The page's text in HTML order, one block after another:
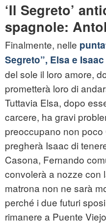
‘Il Segreto’
spagnole:
Finalmente, nelle
Segreto”, Elsa e Isaac
del sole il loro amore,
prometterà loro di
Tuttavia Elsa, dopo
carcere, ha gravi
preoccupano non
pregherà Isaac di
Casona, Fernando
convolerà a nozze con
matrona non ne sarà
perché i due futuri
rimanere a Puente